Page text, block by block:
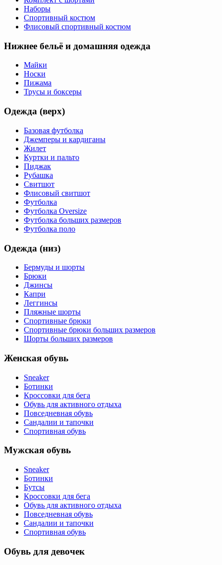
Наборы
Спортивный костюм
Флисовый спортивный костюм
Нижнее бельё и домашняя одежда
Майки
Носки
Пижама
Трусы и боксеры
Одежда (верх)
Базовая футболка
Джемперы и кардиганы
Жилет
Куртки и пальто
Пиджак
Рубашка
Свитшот
Флисовый свитшот
Футболка
Футболка Oversize
Футболка больших размеров
Футболка поло
Одежда (низ)
Бермуды и шорты
Брюки
Джинсы
Капри
Леггинсы
Пляжные шорты
Спортивные брюки
Спортивные брюки больших размеров
Шорты больших размеров
Женская обувь
Sneaker
Ботинки
Кроссовки для бега
Обувь для активного отдыха
Повседневная обувь
Сандалии и тапочки
Спортивная обувь
Мужская обувь
Sneaker
Ботинки
Бутсы
Кроссовки для бега
Обувь для активного отдыха
Повседневная обувь
Сандалии и тапочки
Спортивная обувь
Обувь для девочек